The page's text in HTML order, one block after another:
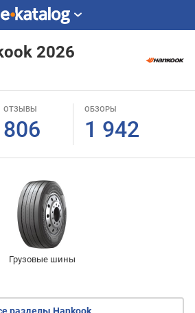
2026
ОТЗЫВЫ
806
ОБЗОРЫ
1 942
Грузовые шины